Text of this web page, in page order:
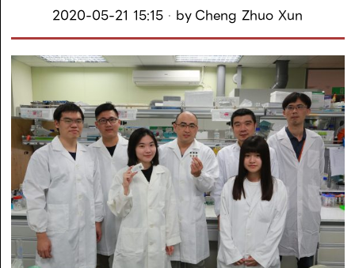
2020-05-21 15:15 by Cheng Zhuo Xun